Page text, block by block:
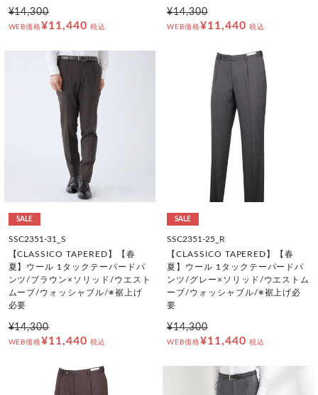
¥14,300
WEB価格¥11,440 税込
¥14,300
WEB価格¥11,440 税込
SALE
SSC2351-31_S
【CLASSICO TAPERED】【春
夏】ウール 1タックテーパードパ
ンツ/ブラウン×ソリッド/ウエスト
ムーブ/ウォッシャブル/※裾上げ
必要
¥14,300
WEB価格¥11,440 税込
SALE
SSC2351-25_R
【CLASSICO TAPERED】【春
夏】ウール 1タックテーパードパ
ンツ/グレー×ソリッド/ウエストム
ーブ/ウォッシャブル/※裾上げ必
要
¥14,300
WEB価格¥11,440 税込